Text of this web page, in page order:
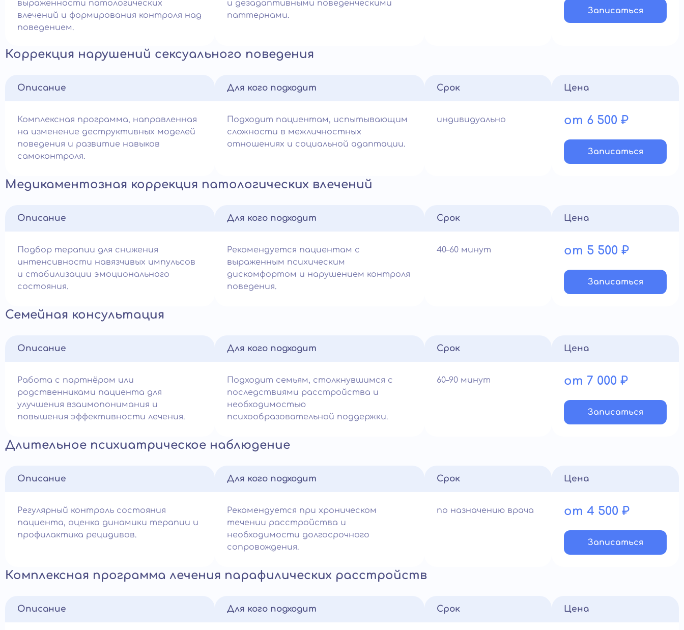
выраженности патологических
влечений и формирования контроля над
поведением.
и дезадаптивными поведенческими
паттернами.
Записатьcя
Коррекция нарушений сексуального поведения
Описание
Комплексная программа, направленная
на изменение деструктивных моделей
поведения и развитие навыков
самоконтроля.
Для кого подходит
Подходит пациентам, испытывающим
сложности в межличностных
отношениях и социальной адаптации.
Срок
индивидуально
Цена
от 6 500 ₽
Записатьcя
Медикаментозная коррекция патологических влечений
Описание
Подбор терапии для снижения
интенсивности навязчивых импульсов
и стабилизации эмоционального
состояния.
Для кого подходит
Рекомендуется пациентам с
выраженным психическим
дискомфортом и нарушением контроля
поведения.
Срок
40–60 минут
Цена
от 5 500 ₽
Записатьcя
Семейная консультация
Описание
Работа с партнёром или
родственниками пациента для
улучшения взаимопонимания и
повышения эффективности лечения.
Для кого подходит
Подходит семьям, столкнувшимся с
последствиями расстройства и
необходимостью
психообразовательной поддержки.
Срок
60–90 минут
Цена
от 7 000 ₽
Записатьcя
Длительное психиатрическое наблюдение
Описание
Регулярный контроль состояния
пациента, оценка динамики терапии и
профилактика рецидивов.
Для кого подходит
Рекомендуется при хроническом
течении расстройства и
необходимости долгосрочного
сопровождения.
Срок
по назначению врача
Цена
от 4 500 ₽
Записатьcя
Комплексная программа лечения парафилических расстройств
Описание Для кого подходит Срок Цена